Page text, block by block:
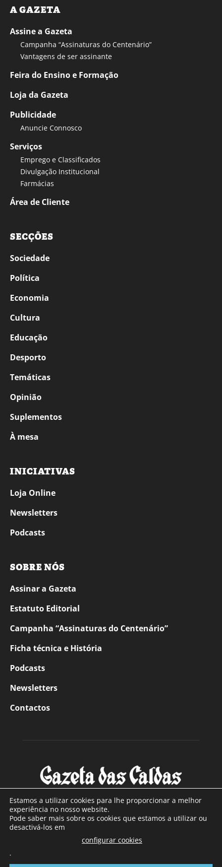
A GAZETA
Assine a Gazeta
Campanha “Assinaturas do Centenário”
Vantagens de ser assinante
Feira do Ensino e Formação
Loja da Gazeta
Publicidade
Anuncie Connosco
Serviços
Emprego e Classificados
Divulgação Institucional
Farmácias
Área de Cliente
SECÇÕES
Sociedade
Política
Economia
Cultura
Educação
Desporto
Temáticas
Opinião
Suplementos
À mesa
INICIATIVAS
Loja Online
Newsletters
Podcasts
SOBRE NÓS
Assinar a Gazeta
Estatuto Editorial
Campanha “Assinaturas do Centenário”
Ficha técnica e História
Podcasts
Newsletters
Contactos
SOBRE NÓS
Com sede nas Caldas da Rainha e mais de 90 anos de
a sul de distrito de Leiria, com mais de 40.000 leitores por
Estamos a utilizar cookies para lhe proporcionar a melhor
experiência no nosso website.
Pode saber mais sobre os cookies que estamos a utilizar ou
desactivá-los em
configurar cookies
.